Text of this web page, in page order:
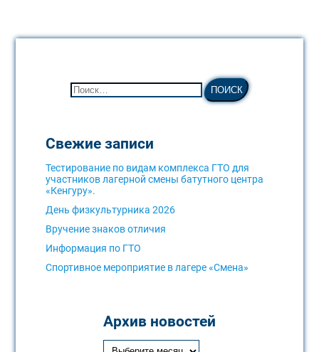
Свежие записи
Тестирование по видам комплекса ГТО для
участников лагерной смены батутного центра
«Кенгуру».
День физкультурника 2026
Вручение знаков отличия
Информация по ГТО
Спортивное мероприятие в лагере «Смена»
Архив новостей